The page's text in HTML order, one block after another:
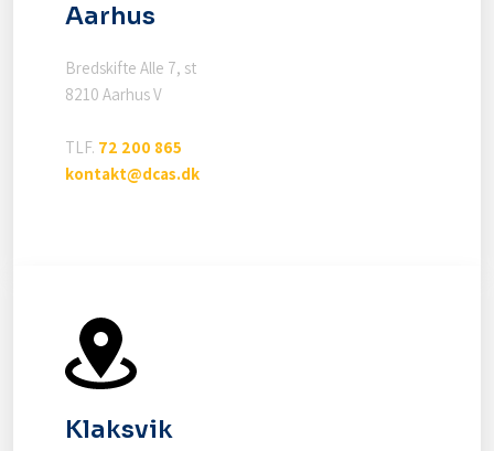
Aarhus
Bredskifte Alle 7, st
8210 Aarhus V
TLF. 72 200 865
kontakt@dcas.dk
Klaksvik